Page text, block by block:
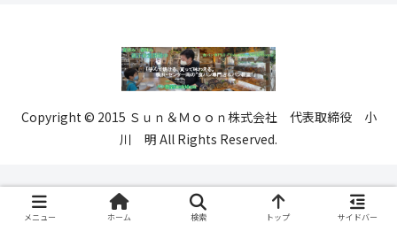
Copyright © 2015 Ｓｕｎ＆Ｍｏｏｎ株式会社 代表取締役 小
川 明 All Rights Reserved.
メニュー ホーム 検索 トップ サイドバー